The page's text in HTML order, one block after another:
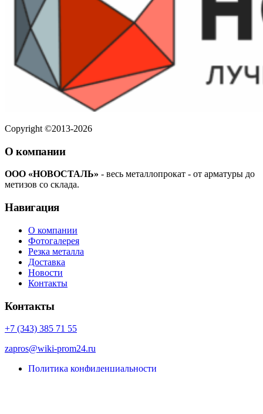
Copyright ©2013-2026
О компании
ООО «НОВОСТАЛЬ» - весь металлопрокат - от арматуры до
метизов со склада.
Навигация
О компании
Фотогалерея
Резка металла
Доставка
Новости
Контакты
Контакты
+7 (343) 385 71 55
zapros@wiki-prom24.ru
Политика конфиденциальности